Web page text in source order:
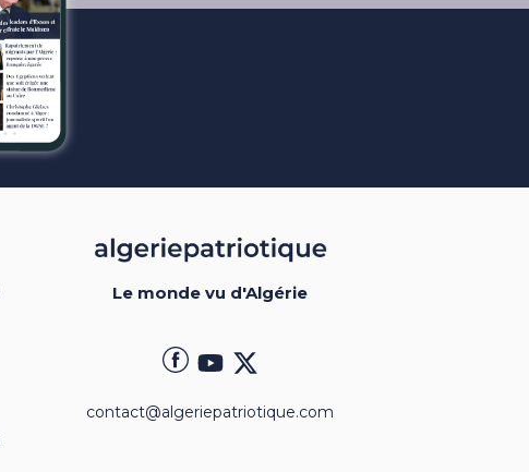
Le monde vu d'Algérie
contact@algeriepatriotique.com